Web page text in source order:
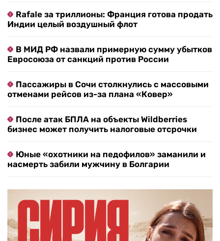
Rafale за триллионы: Франция готова продать
Индии целый воздушный флот
В МИД РФ назвали примерную сумму убытков
Евросоюза от санкций против России
Пассажиры в Сочи столкнулись с массовыми
отменами рейсов из-за плана «Ковер»
После атак БПЛА на объекты Wildberries
бизнес может получить налоговые отсрочки
Юные «охотники на педофилов» заманили и
насмерть забили мужчину в Болгарии